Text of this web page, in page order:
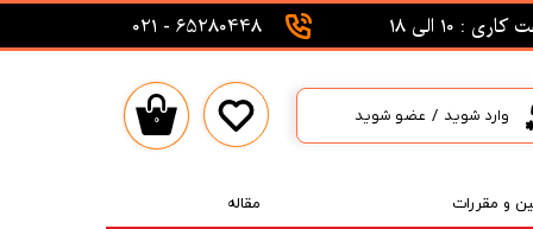
و مقررات مقاله
: 10 الی 18 65280448 - 021
۰ وارد شوید / عضو شوید
حساب کاربری من
تغییر گذر واژه